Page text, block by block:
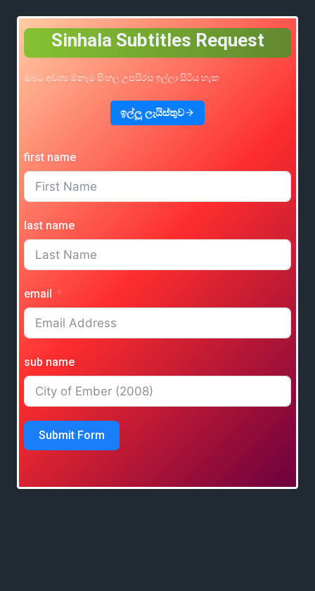
Sinhala Subtitles Request
ඔබට අවශ්‍ය ඕනෑම සිංහල උපසිරස ඉල්ලා සිටිය හැක
ඉල්ලූ ලැයිස්තුව
first name
last name
email
sub name
Submit Form